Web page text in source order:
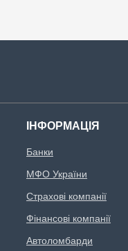
ІНФОРМАЦІЯ
Банки
МФО України
Страхові компанії
Фінансові компанії
Автоломбарди